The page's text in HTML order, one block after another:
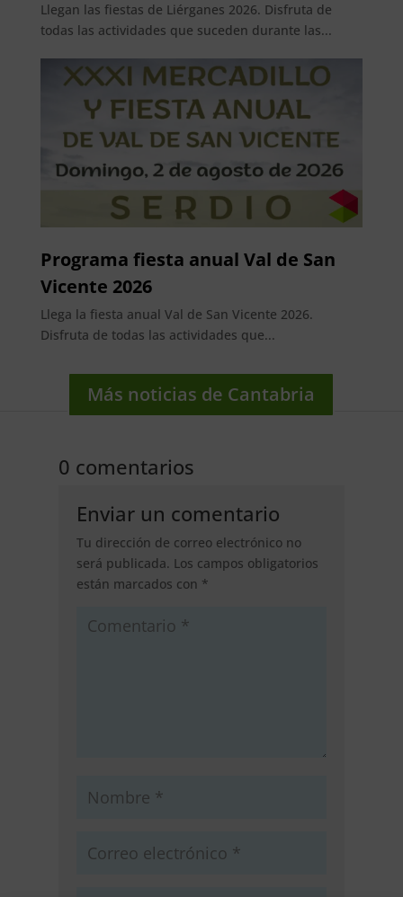
Llegan las fiestas de Liérganes 2026. Disfruta de
todas las actividades que suceden durante las...
Programa fiesta anual Val de San
Vicente 2026
Llega la fiesta anual Val de San Vicente 2026.
Disfruta de todas las actividades que...
Más noticias de Cantabria
0 comentarios
Enviar un comentario
Tu dirección de correo electrónico no
será publicada. Los campos obligatorios
están marcados con *